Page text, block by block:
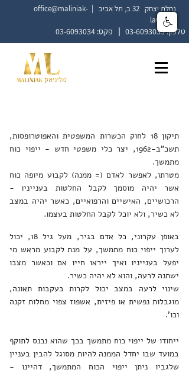
נחלת יצחק 32 ב, תל אביב |
office@maliniak-
law.co.il
טלפון:03-6093033
| פקס: 03-6093034
תיקון 18 לחוק הכשרות המשפטית והאפוטרופסות,
תשכ"ב-1962, יצר כלי משפטי חדש - ייפוי כוח
מתמשך.
מטרתו, לאפשר לאדם (= ממנה) לקבוע מיופה כוח
אשר יהיה מוסמך לקבל החלטות בענייניו -
הרכושיים, האישיים והרפואיים, כאשר יהיה במצב
לא כשיר, ולא יוכל לקבל החלטות בעצמו.
באופן עקרוני, כל אדם בגיר, מעל גיל 18, יכול
לערוך ייפוי כוח מתמשך, על מנת לקבוע מראש מי
יפעל בענייניו ואיך ייראו חייו אם וכאשר מצבו
ישתנה לרעה, והוא לא יהיה כשיר.
שינוי לרעה במצב יכול לקרות בעקבות תאונה,
מוגבלות נפשית או פיזית, אשפוז צפוי מחלות זקנה
וכו'.
ייחודו של ייפוי כוח מתמשך בכך שהוא נכנס לתוקף
במועד שבו יחדל הממנה להיות מסוגל להבין בעניין
שלגביו ניתן ייפוי הכוח המתמשך, דהיינו -